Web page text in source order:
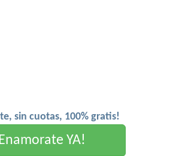
sin cuotas, 100% gratis!
YA!